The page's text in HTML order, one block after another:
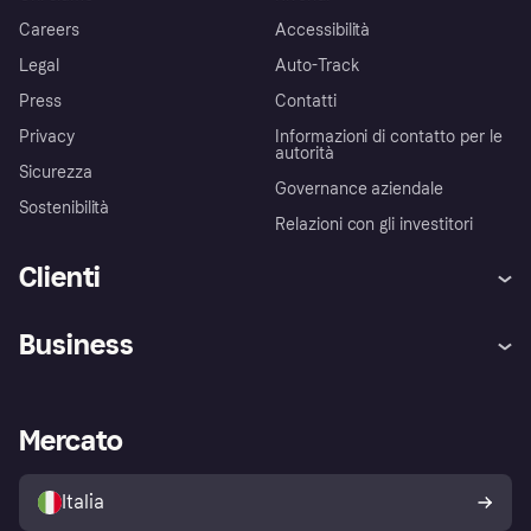
Careers
Legal
Press
Privacy
Sicurezza
Sostenibilità
Accessibilità
Auto-Track
Contatti
Informazioni di contatto per le
autorità
Governance aziendale
Relazioni con gli investitori
Clienti
Esplora i negozi
Politica di protezione
dell'acquirente Klarna
Business
Accesso aziende
Mercato
Italia